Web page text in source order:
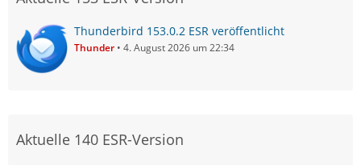
Thunderbird 153.0.2 ESR veröffentlicht
Thunder 4. August 2026 um 22:34
Aktuelle 140 ESR-Version